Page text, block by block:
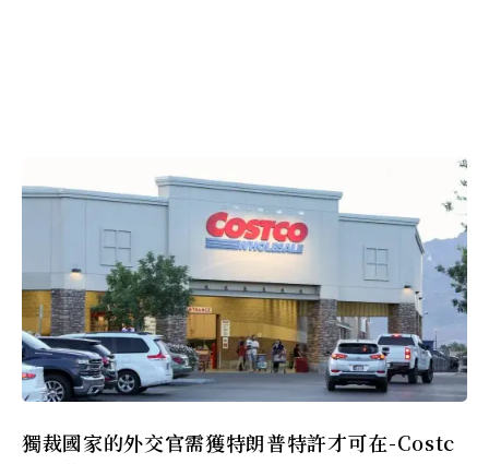
獨裁國家的外交官需獲特朗普特許才可在-Costc